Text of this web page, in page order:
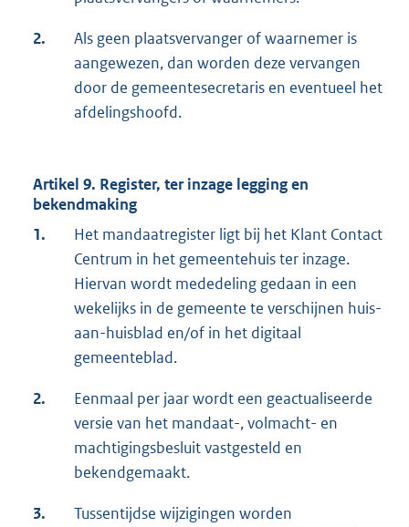
2.
Als geen plaatsvervanger of waarnemer is
aangewezen, dan worden deze vervangen
door de gemeentesecretaris en eventueel het
afdelingshoofd.
Artikel 9. Register, ter inzage legging en
bekendmaking
1.
Het mandaatregister ligt bij het Klant Contact
Centrum in het gemeentehuis ter inzage.
Hiervan wordt mededeling gedaan in een
wekelijks in de gemeente te verschijnen huis-
aan-huisblad en/of in het digitaal
gemeenteblad.
2.
Eenmaal per jaar wordt een geactualiseerde
versie van het mandaat-, volmacht- en
machtigingsbesluit vastgesteld en
bekendgemaakt.
3.
Tussentijdse wijzigingen worden